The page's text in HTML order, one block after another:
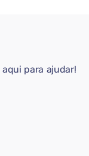
para ajudar!